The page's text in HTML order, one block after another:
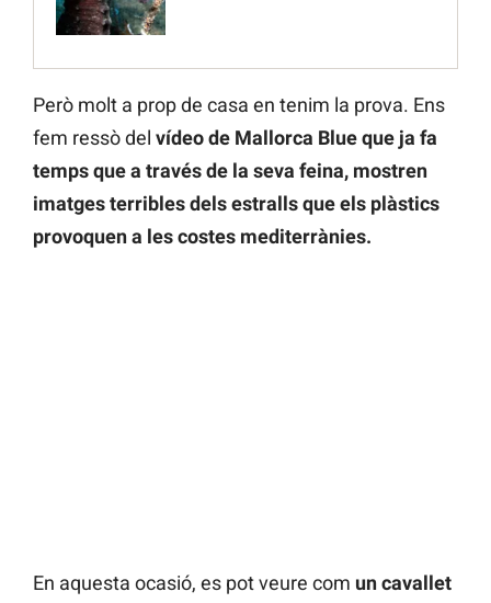
Però molt a prop de casa en tenim la prova. Ens
fem ressò del vídeo de Mallorca Blue que ja fa
temps que a través de la seva feina, mostren
imatges terribles dels estralls que els plàstics
provoquen a les costes mediterrànies.
En aquesta ocasió, es pot veure com un cavallet